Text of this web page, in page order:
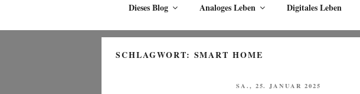
Dieses Blog Analoges Leben Digitales Leben
SCHLAGWORT: SMART HOME
VERÖFFENTLICHT
SA., 25. JANUAR 2025